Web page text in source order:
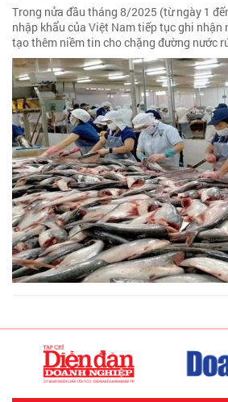
Trong nửa đầu tháng 8/2025 (từ ngày 1
nhập khẩu của Việt Nam tiếp tục ghi nhận
tạo thêm niềm tin cho chặng đường nước